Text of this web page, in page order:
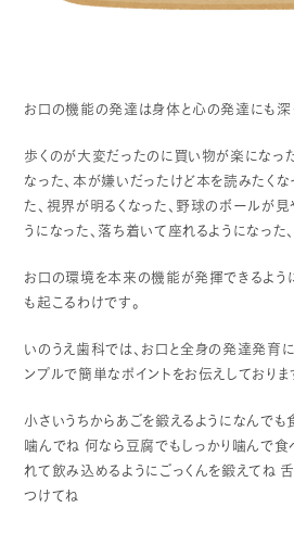
お口の機能の発達は身体と心の発達にも深
歩くのが大変だったのに買い物が楽になっ
なった、本が嫌いだったけど本を読みたくな
た、視界が明るくなった、野球のボールが見
うになった、落ち着いて座れるようになった、
お口の環境を本来の機能が発揮できるよう
も起こるわけです。
いのうえ歯科では、お口と全身の発達発育
ンプルで簡単なポイントをお伝えしておりま
小さいうちからあごを鍛えるようになんでも
噛んでね 何なら豆腐でもしっかり噛んで食
れて飲み込めるようにごっくんを鍛えてね
つけてね